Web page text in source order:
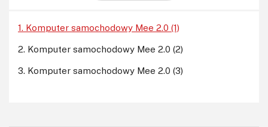
1. Komputer samochodowy Mee 2.0 (1)
2. Komputer samochodowy Mee 2.0 (2)
3. Komputer samochodowy Mee 2.0 (3)